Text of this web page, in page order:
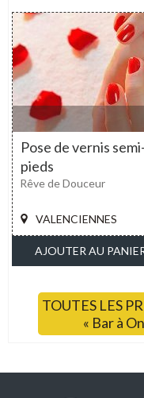
Pose de vernis
pieds
VALENCIENNES
Rêve de Douceur
AJOUTER AU
TOUTES LES
« Bar à